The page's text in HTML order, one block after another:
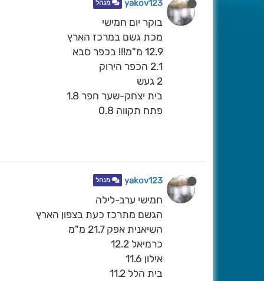
yakov123 מנהל
בוקר יום חמישי
מכת גשם במרכז הארץ
12.9 מ"מ!!! בכפר סבא
2.1 הכפר הירוק
2 געש
בית יצחק-שער חפר 1.8
פתח תקווה 0.8
yakov123 מנהל
חמישי ערב-לילה
הגשם מתרכז כעת בצפון הארץ
השיאנית אפק 21.7 מ"מ
כרמיאל 12.2
אילון 11.6
בית הלל 11.2